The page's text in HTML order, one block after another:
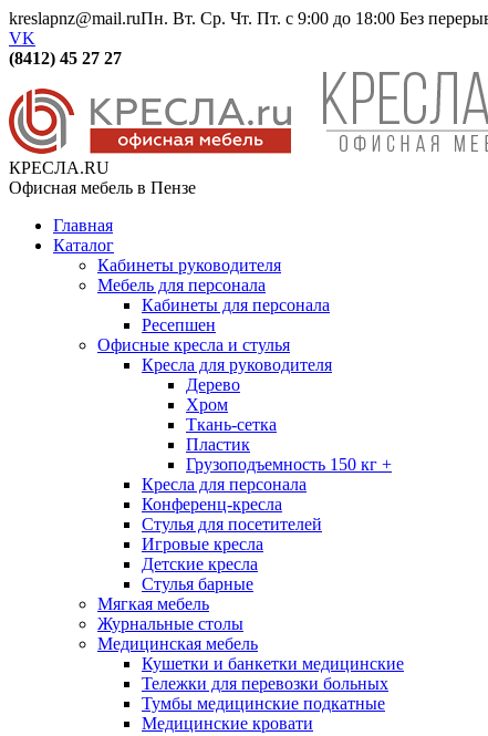
kreslapnz@mail.ruПн. Вт. Ср. Чт. Пт. с 9:00 до 18:00 Без
VK
(8412) 45 27 27
КРЕСЛА.RU
Офисная мебель в Пензе
Главная
Каталог
Кабинеты руководителя
Мебель для персонала
Кабинеты для персонала
Ресепшен
Офисные кресла и стулья
Кресла для руководителя
Дерево
Хром
Ткань-сетка
Пластик
Грузоподъемность 150 кг +
Кресла для персонала
Конференц-кресла
Стулья для посетителей
Игровые кресла
Детские кресла
Стулья барные
Мягкая мебель
Журнальные столы
Медицинская мебель
Кушетки и банкетки медицинские
Тележки для перевозки больных
Тумбы медицинские подкатные
Медицинские кровати